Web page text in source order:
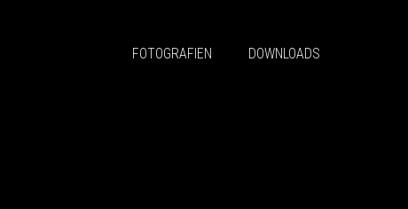
FOTOGRAFIEN DOWNLOADS